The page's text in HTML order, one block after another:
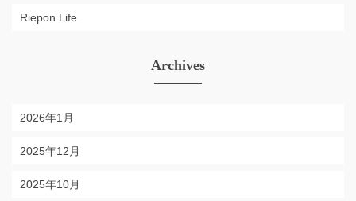
Riepon Life
Archives
2026年1月
2025年12月
2025年10月